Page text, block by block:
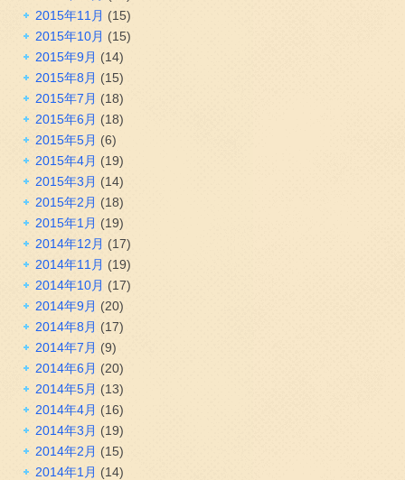
2015年11月 (15)
2015年10月 (15)
2015年9月 (14)
2015年8月 (15)
2015年7月 (18)
2015年6月 (18)
2015年5月 (6)
2015年4月 (19)
2015年3月 (14)
2015年2月 (18)
2015年1月 (19)
2014年12月 (17)
2014年11月 (19)
2014年10月 (17)
2014年9月 (20)
2014年8月 (17)
2014年7月 (9)
2014年6月 (20)
2014年5月 (13)
2014年4月 (16)
2014年3月 (19)
2014年2月 (15)
2014年1月 (14)